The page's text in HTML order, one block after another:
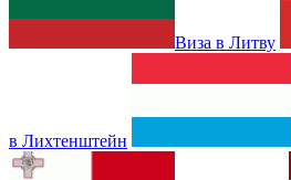
Виза в Литву
в Лихтенштейн